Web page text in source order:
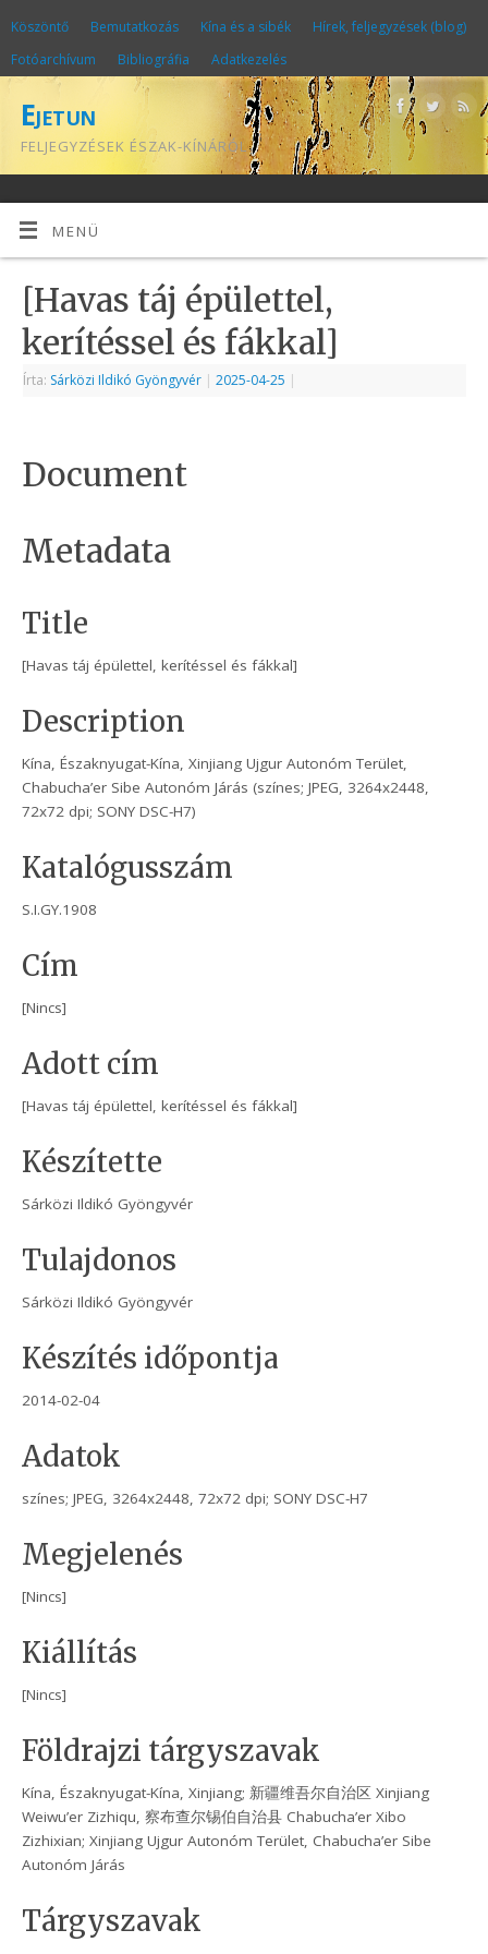
Köszöntő Bemutatkozás Kína és a sibék
Hírek, feljegyzések (blog)
Fotóarchívum
Bibliográfia Adatkezelés
Ejetun
FELJEGYZÉSEK ÉSZAK-KÍNÁRÓL
MENÜ
[Havas táj épülettel,
kerítéssel és fákkal]
Írta: Sárközi Ildikó Gyöngyvér | 2025-04-25 |
Document
Metadata
Title
[Havas táj épülettel, kerítéssel és fákkal]
Description
Kína, Északnyugat-Kína, Xinjiang Ujgur Autonóm Terület,
Chabucha’er Sibe Autonóm Járás (színes; JPEG, 3264x2448,
72x72 dpi; SONY DSC-H7)
Katalógusszám
S.I.GY.1908
Cím
[Nincs]
Adott cím
[Havas táj épülettel, kerítéssel és fákkal]
Készítette
Sárközi Ildikó Gyöngyvér
Tulajdonos
Sárközi Ildikó Gyöngyvér
Készítés időpontja
2014-02-04
Adatok
színes; JPEG, 3264x2448, 72x72 dpi; SONY DSC-H7
Megjelenés
[Nincs]
Kiállítás
[Nincs]
Földrajzi tárgyszavak
Kína, Északnyugat-Kína, Xinjiang; 新疆维吾尔自治区 Xinjiang
Weiwu’er Zizhiqu, 察布查尔锡伯自治县 Chabucha’er Xibo
Zizhixian; Xinjiang Ujgur Autonóm Terület, Chabucha’er Sibe
Autonóm Járás
Tárgyszavak